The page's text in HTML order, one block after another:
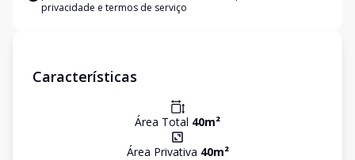
privacidade e termos de serviço
Características
Área Total 40m²
Área Privativa 40m²